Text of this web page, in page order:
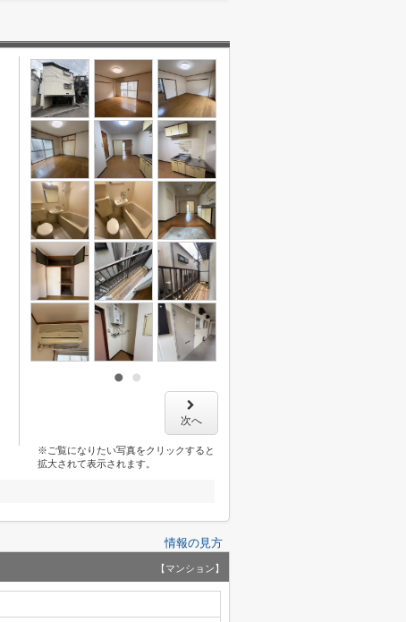
次へ
※ご覧になりたい写真をクリックすると
拡大されて表示されます。
情報の見方
【マンション】